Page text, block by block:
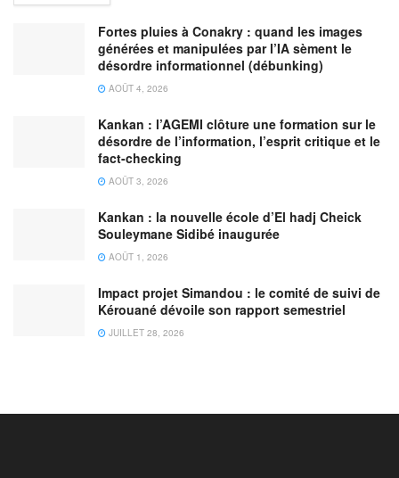
Fortes pluies à Conakry : quand les images
générées et manipulées par l’IA sèment le
désordre informationnel (débunking)
AOÛT 4, 2026
Kankan : l’AGEMI clôture une formation sur le
désordre de l’information, l’esprit critique et le
fact-checking
AOÛT 3, 2026
Kankan : la nouvelle école d’El hadj Cheick
Souleymane Sidibé inaugurée
AOÛT 1, 2026
Impact projet Simandou : le comité de suivi de
Kérouané dévoile son rapport semestriel
JUILLET 28, 2026